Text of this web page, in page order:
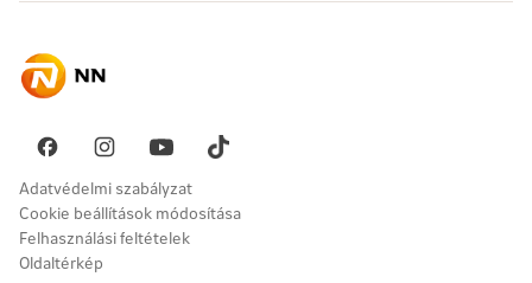
Fenntarthatóság
Pénzügyi navigátor
Nyugdíj
Vállalati megoldások
Akadálymentesség
Ügyintézés
Panaszkezelés
Adatvédelmi szabályzat
Cookie beállítások módosítása
Felhasználási feltételek
Oldaltérkép